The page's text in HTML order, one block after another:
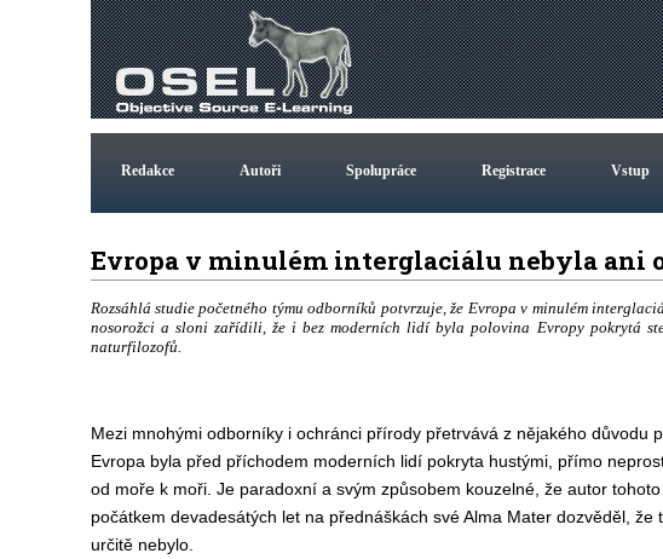
Redakce Autoři Spolupráce Registrace Vstup
Evropa v minulém interglaciálu nebyla ani
Rozsáhlá studie početného týmu odborníků potvrzuje, že Evropa v minulém
nosorožci a sloni zařídili, že i bez moderních lidí byla polovina Evropy pokrytá
naturfilozofů.
Mezi mnohými odborníky i ochránci přírody přetrvává z nějakého důvodu
Evropa byla před příchodem moderních lidí pokryta hustými, přímo
od moře k moři. Je paradoxní a svým způsobem kouzelné, že autor
počátkem devadesátých let na přednáškách své Alma Mater dozvěděl, že
určitě nebylo.